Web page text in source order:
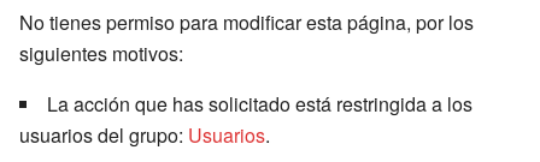
No tienes permiso para modificar esta página, por los
siguientes motivos:
La acción que has solicitado está restringida a los
usuarios del grupo: Usuarios.